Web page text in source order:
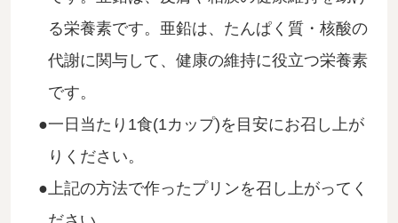
る栄養素です。亜鉛は、たんぱく質・核酸の
代謝に関与して、健康の維持に役立つ栄養素
です。
一日当たり1食(1カップ)を目安にお召し上が
りください。
上記の方法で作ったプリンを召し上がってく